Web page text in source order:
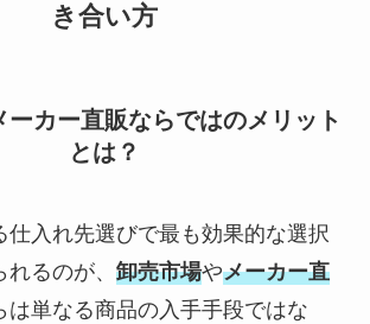
き合い方
ーカー直販ならではのメリット
とは？
仕入れ先選びで最も効果的な選択
るのが、 卸売市場やメーカー直
は単なる商品の入手手段ではな